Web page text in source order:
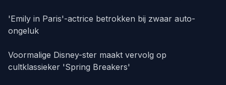
'Emily in Paris'-actrice betrokken bij zwaar auto-
ongeluk
Voormalige Disney-ster maakt vervolg op
cultklassieker 'Spring Breakers'